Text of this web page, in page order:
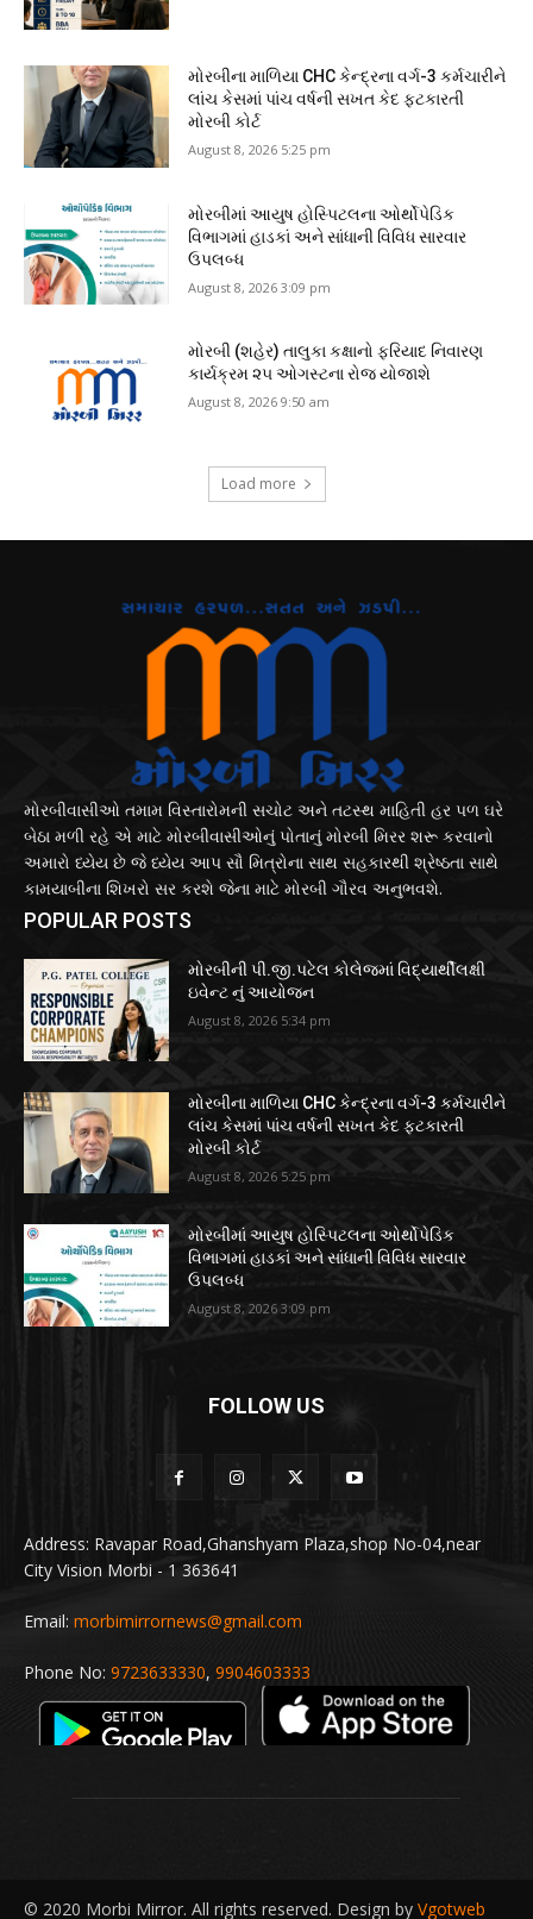
મોરબીના માળિયા CHC કેન્દ્રના વર્ગ-3 કર્મચારીને
લાંચ કેસમાં પાંચ વર્ષની સખત કેદ ફટકારતી
મોરબી કોર્ટ
August 8, 2026 5:25 pm
મોરબીમાં આયુષ હોસ્પિટલના ઓર્થોપેડિક
વિભાગમાં હાડકાં અને સાંધાની વિવિધ સારવાર
ઉપલબ્ધ
August 8, 2026 3:09 pm
મોરબી (શહેર) તાલુકા કક્ષાનો ફરિયાદ નિવારણ
કાર્યક્રમ ૨૫ ઓગસ્ટના રોજ યોજાશે
August 8, 2026 9:50 am
Load more
મોરબીવાસીઓ તમામ વિસ્તારોમની સચોટ અને તટસ્થ માહિતી હર પળ ઘરે
બેઠા મળી રહે એ માટે મોરબીવાસીઓનું પોતાનું મોરબી મિરર શરૂ કરવાનો
અમારો ધ્યેય છે જે ધ્યેય આપ સૌ મિત્રોના સાથ સહકારથી શ્રેષ્ઠતા સાથે
કામયાબીના શિખરો સર કરશે જેના માટે મોરબી ગૌરવ અનુભવશે.
POPULAR POSTS
મોરબીની પી.જી.પટેલ કોલેજમાં વિદ્યાર્થીલક્ષી
ઇવેન્ટ નું આયોજન
August 8, 2026 5:34 pm
મોરબીના માળિયા CHC કેન્દ્રના વર્ગ-3 કર્મચારીને
લાંચ કેસમાં પાંચ વર્ષની સખત કેદ ફટકારતી
મોરબી કોર્ટ
August 8, 2026 5:25 pm
મોરબીમાં આયુષ હોસ્પિટલના ઓર્થોપેડિક
વિભાગમાં હાડકાં અને સાંધાની વિવિધ સારવાર
ઉપલબ્ધ
August 8, 2026 3:09 pm
FOLLOW US
Address: Ravapar Road,Ghanshyam Plaza,shop No-04,near
City Vision Morbi - 1 363641
Email: morbimirrornews@gmail.com
Phone No: 9723633330, 9904603333
© 2020 Morbi Mirror. All rights reserved. Design by Vgotweb